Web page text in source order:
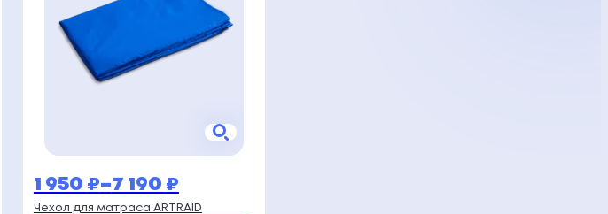
1 950 ₽–7 190 ₽
Диапазон
Чехол для матраса ARTRAID